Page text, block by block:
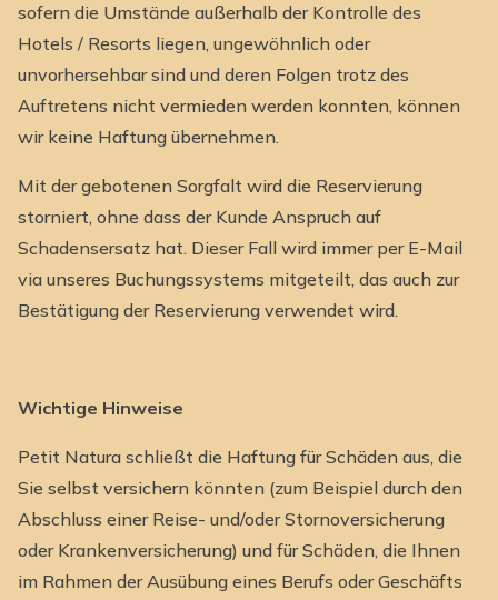
sofern die Umstände außerhalb der Kontrolle des
Hotels / Resorts liegen, ungewöhnlich oder
unvorhersehbar sind und deren Folgen trotz des
Auftretens nicht vermieden werden konnten, können
wir keine Haftung übernehmen.
Mit der gebotenen Sorgfalt wird die Reservierung
storniert, ohne dass der Kunde Anspruch auf
Schadensersatz hat. Dieser Fall wird immer per E-Mail
via unseres Buchungssystems mitgeteilt, das auch zur
Bestätigung der Reservierung verwendet wird.
Wichtige Hinweise
Petit Natura schließt die Haftung für Schäden aus, die
Sie selbst versichern könnten (zum Beispiel durch den
Abschluss einer Reise- und/oder Stornoversicherung
oder Krankenversicherung) und für Schäden, die Ihnen
im Rahmen der Ausübung eines Berufs oder Geschäfts